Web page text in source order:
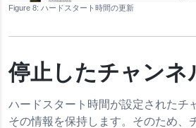
ハードスタート時間の更新
停止したチャンネ
ハードスタート時間が設定されたチ
その情報を保持します。そのため、